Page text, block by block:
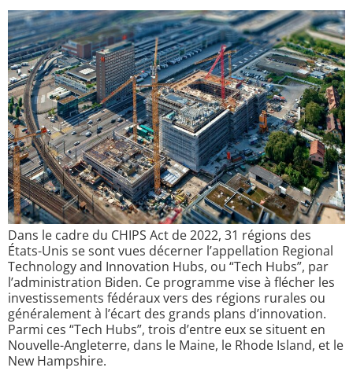
Dans le cadre du CHIPS Act de 2022, 31 régions des
États-Unis se sont vues décerner l’appellation Regional
Technology and Innovation Hubs, ou “Tech Hubs”, par
l’administration Biden. Ce programme vise à flécher les
investissements fédéraux vers des régions rurales ou
généralement à l’écart des grands plans d’innovation.
Parmi ces “Tech Hubs”, trois d’entre eux se situent en
Nouvelle-Angleterre, dans le Maine, le Rhode Island, et le
New Hampshire.